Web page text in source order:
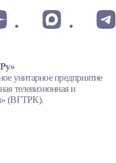
унитарное предприятие
телевизионная и
(ВГТРК).